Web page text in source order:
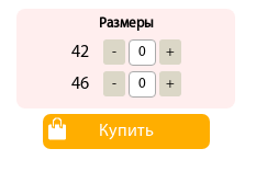
Размеры
42 - +
46 - +
Купить